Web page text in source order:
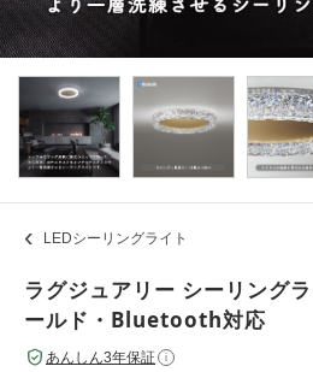
LEDシーリングライト
ラグジュアリー シーリング
ールド・Bluetooth対応
あんしん3年保証 i